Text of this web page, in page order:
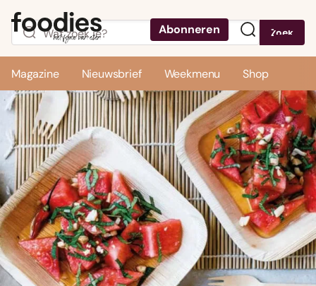
Abonneren Zoek
Magazine Nieuwsbrief Weekmenu Shop